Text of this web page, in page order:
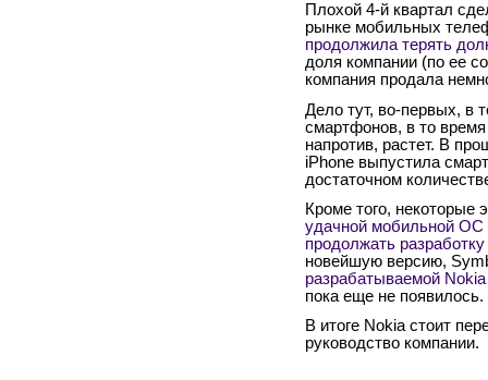
Плохой 4-й квартал
рынке мобильных
продолжила терять
доля компании (по ее
компания продала
Дело тут, во-первых, в
смартфонов, в то
напротив, растет. В
iPhone выпустила
достаточном
Кроме того, некоторые
удачной мобильной ОС
продолжать
новейшую версию,
разрабатываемой
пока еще не появилось.
В итоге Nokia стоит
руководство компании.